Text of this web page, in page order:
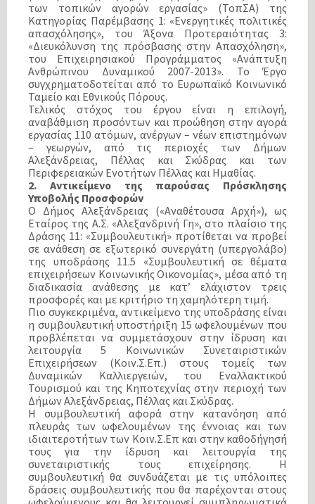
των τοπικών αγορών εργασίας» (ΤοπΣΑ) της
Κατηγορίας Παρέμβασης 1: «Ενεργητικές πολιτικές
απασχόλησης», του Άξονα Προτεραιότητας 3:
«Διευκόλυνση της πρόσβασης στην Απασχόληση»,
του Επιχειρησιακού Προγράμματος «Ανάπτυξη
Ανθρώπινου Δυναμικού 2007-2013». Το Έργο
συγχρηματοδοτείται από το Ευρωπαϊκό Κοινωνικό
Ταμείο και Εθνικούς Πόρους.
Τελικός στόχος του έργου είναι η επιλογή,
αναβάθμιση προσόντων και προώθηση στην αγορά
εργασίας 110 ατόμων, ανέργων – νέων επιστημόνων
– γεωργών, από τις περιοχές των Δήμων
Αλεξάνδρειας, Πέλλας και Σκύδρας και των
Περιφερειακών Ενοτήτων Πέλλας και Ημαθίας.
2. Αντικείμενο της παρούσας Πρόσκλησης
Υποβολής Προσφορών
Ο Δήμος Αλεξάνδρειας («Αναθέτουσα Αρχή»), ως
Εταίρος της Α.Σ. «Αλεξανδρινή Γη», στο πλαίσιο της
Δράσης 11: «Συμβουλευτική» προτίθεται να προβεί
σε ανάθεση σε εξωτερικό συνεργάτη (υπεργολάβο)
της υποδράσης 11.5 «Συμβουλευτική σε θέματα
επιχειρήσεων Κοινωνικής Οικονομίας», μέσα από τη
διαδικασία ανάθεσης με κατ’ ελάχιστον τρεις
προσφορές και με κριτήριο τη χαμηλότερη τιμή.
Πιο συγκεκριμένα, αντικείμενο της υποδράσης είναι
η συμβουλευτική υποστήριξη 15 ωφελουμένων που
προβλέπεται να συμμετάσχουν στην ίδρυση και
λειτουργία 5 Κοινωνικών Συνεταιριστικών
Επιχειρήσεων (Κοιν.Σ.Επ.) στους τομείς των
Δυναμικών Καλλιεργειών, του Εναλλακτικού
Τουρισμού και της Κηποτεχνίας στην περιοχή των
Δήμων Αλεξάνδρειας, Πέλλας και Σκύδρας.
Η συμβουλευτική αφορά στην κατανόηση από
πλευράς των ωφελουμένων της έννοιας και των
ιδιαιτεροτήτων των Κοιν.Σ.Επ και στην καθοδήγησή
τους για την ίδρυση και λειτουργία της
συνεταιριστικής τους επιχείρησης. Η
συμβουλευτική θα συνδυάζεται με τις υπόλοιπες
δράσεις συμβουλευτικής που θα παρέχονται στους